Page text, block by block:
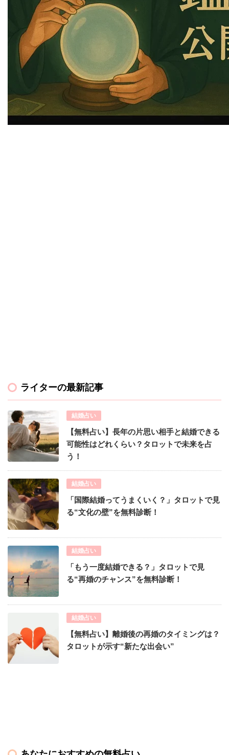
ライターの最新記事
結婚占い
【無料占い】長年の片思い相手と結婚できる
可能性はどれくらい？タロットで未来を占
う！
結婚占い
「国際結婚ってうまくいく？」タロットで見
る“文化の壁”を無料診断！
結婚占い
「もう一度結婚できる？」タロットで見
る“再婚のチャンス”を無料診断！
結婚占い
【無料占い】離婚後の再婚のタイミングは？
タロットが示す“新たな出会い”